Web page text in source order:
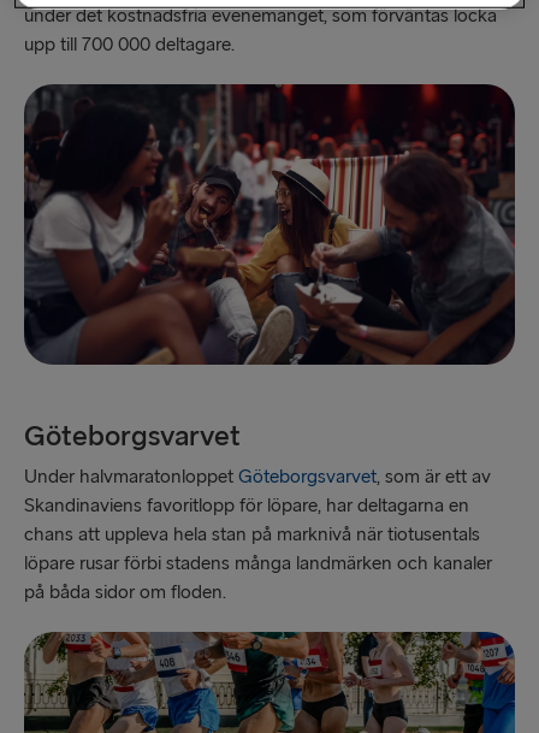
under det kostnadsfria evenemanget, som förväntas locka
upp till 700 000 deltagare.
Göteborgsvarvet
Under halvmaratonloppet Göteborgsvarvet, som är ett av
Skandinaviens favoritlopp för löpare, har deltagarna en
chans att uppleva hela stan på marknivå när tiotusentals
löpare rusar förbi stadens många landmärken och kanaler
på båda sidor om floden.